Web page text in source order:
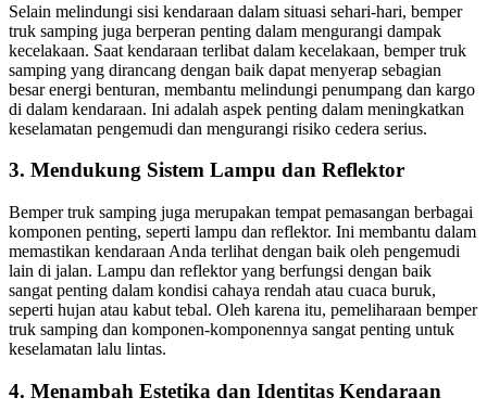
Selain melindungi sisi kendaraan dalam situasi sehari-hari, bemper
truk samping juga berperan penting dalam mengurangi dampak
kecelakaan. Saat kendaraan terlibat dalam kecelakaan, bemper truk
samping yang dirancang dengan baik dapat menyerap sebagian
besar energi benturan, membantu melindungi penumpang dan kargo
di dalam kendaraan. Ini adalah aspek penting dalam meningkatkan
keselamatan pengemudi dan mengurangi risiko cedera serius.
3. Mendukung Sistem Lampu dan Reflektor
Bemper truk samping juga merupakan tempat pemasangan berbagai
komponen penting, seperti lampu dan reflektor. Ini membantu dalam
memastikan kendaraan Anda terlihat dengan baik oleh pengemudi
lain di jalan. Lampu dan reflektor yang berfungsi dengan baik
sangat penting dalam kondisi cahaya rendah atau cuaca buruk,
seperti hujan atau kabut tebal. Oleh karena itu, pemeliharaan bemper
truk samping dan komponen-komponennya sangat penting untuk
keselamatan lalu lintas.
4. Menambah Estetika dan Identitas Kendaraan